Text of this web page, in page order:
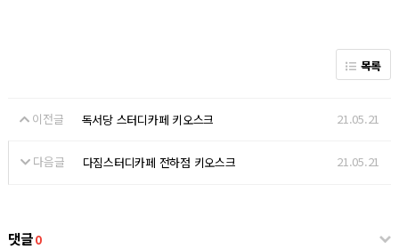
목록
이전글 독서당 스터디카페 키오스크 21.05.21
다음글 다짐스터디카페 전하점 키오스크 21.05.21
댓글0